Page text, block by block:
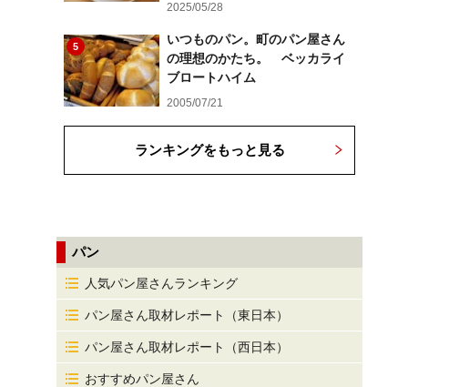
2025/05/28
5
いつものパン。町のパン屋さん
の理想のかたち。 ベッカライ
ブロートハイム
2005/07/21
ランキングをもっと見る
パン
人気パン屋さんランキング
パン屋さん取材レポート（東日本）
パン屋さん取材レポート（西日本）
おすすめパン屋さん